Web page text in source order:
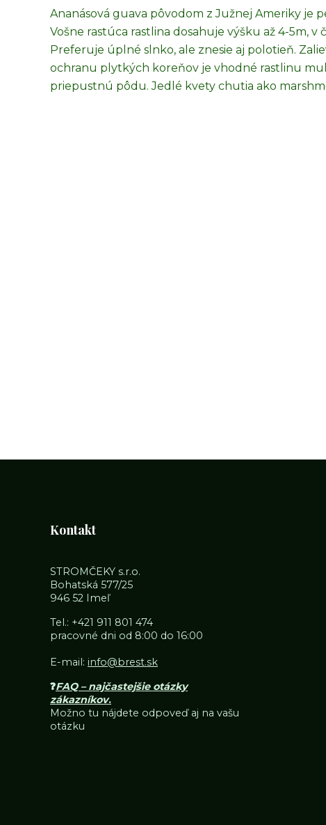
Ananásová guava pôvodom z Južnej Ameriky je
Vošne rastúca rastlina dosahuje výšku až 4-5m,
Preferuje úplné slnko, ale znesie aj polotieň.
ochranu plytkých koreňov je vhodné rastlinu
priepustnú pôdu. Jedlé kvety chutia ako
Kontakt
STROMČEKY s.r.o.
Bohatská 577/25
946 52 Imeľ
Tel.: +421 911 801 474
pracovné dni od 8:00 do 16:00
E-mail: info@brest.sk
❓FAQ – najčastejšie otázky
zákazníkov.
Možno tu nájdete odpoveď aj na vašu
otázku